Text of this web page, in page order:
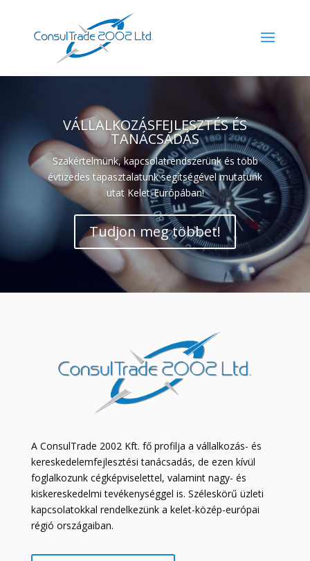
VÁLLALKOZÁSFEJLESZTÉS ÉS
TANÁCSADÁS
Szakértelmünk, kapcsolatrendszerünk és több
évtizedes tapasztalatunk segítségével mutatunk
utat Kelet-Európában!
Tudjon meg többet!
A ConsulTrade 2002 Kft. fő profilja a vállalkozás- és
kereskedelemfejlesztési tanácsadás, de ezen kívül
foglalkozunk cégképviselettel, valamint nagy- és
kiskereskedelmi tevékenységgel is. Széleskörű üzleti
kapcsolatokkal rendelkezünk a kelet-közép-európai
régió országaiban.